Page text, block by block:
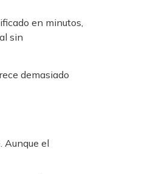
en minutos,
sin
demasiado
Aunque el